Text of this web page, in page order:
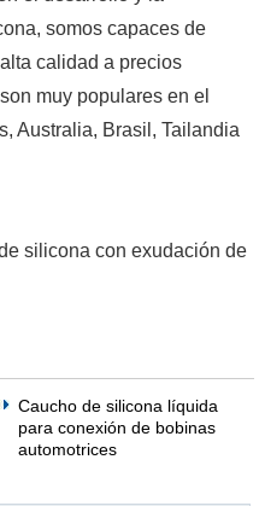
somos capaces de
calidad a precios
muy populares en el
Australia, Brasil, Tailandia
silicona con exudación de
Caucho de silicona líquida
para conexión de bobinas
automotrices